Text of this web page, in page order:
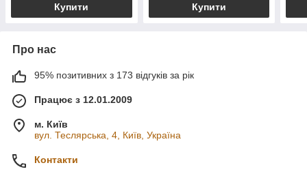
Купити Купити
Про нас
95% позитивних з 173 відгуків за рік
Працює з 12.01.2009
м. Київ
вул. Теслярська, 4, Київ, Україна
Контакти